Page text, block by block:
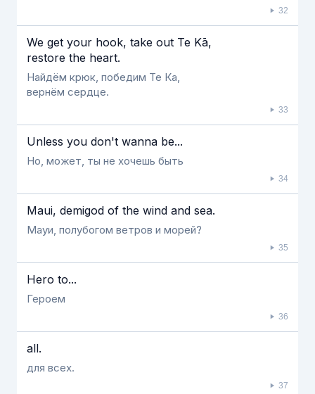
32
We get your hook, take out Te Kā,
restore the heart.
Найдём крюк, победим Те Ка,
вернём сердце.
33
Unless you don't wanna be...
Но, может, ты не хочешь быть
34
Maui, demigod of the wind and sea.
Мауи, полубогом ветров и морей?
35
Hero to...
Героем
36
all.
для всех.
37